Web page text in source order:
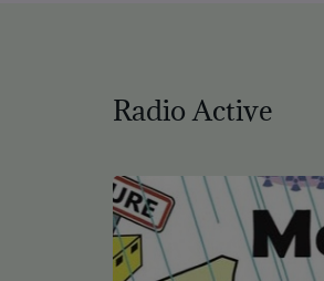
Radio Active